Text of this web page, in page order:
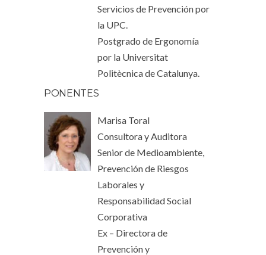
Servicios de Prevención por
la UPC.
Postgrado de Ergonomía
por la Universitat
Politècnica de Catalunya.
PONENTES
Marisa Toral
Consultora y Auditora
Senior de Medioambiente,
Prevención de Riesgos
Laborales y
Responsabilidad Social
Corporativa
Ex – Directora de
Prevención y